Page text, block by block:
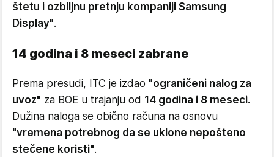
štetu i ozbiljnu pretnju kompaniji Samsung
Display".
14 godina i 8 meseci zabrane
Prema presudi, ITC je izdao "ograničeni nalog za
uvoz" za BOE u trajanju od 14 godina i 8 meseci.
Dužina naloga se obično računa na osnovu
"vremena potrebnog da se uklone nepošteno
stečene koristi".